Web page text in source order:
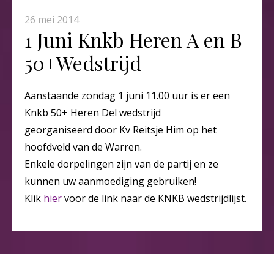
26 mei 2014
1 Juni Knkb Heren A en B
50+Wedstrijd
Aanstaande zondag 1 juni 11.00 uur is er een
Knkb 50+ Heren Del wedstrijd
georganiseerd door Kv Reitsje Him op het
hoofdveld van de Warren.
Enkele dorpelingen zijn van de partij en ze
kunnen uw aanmoediging gebruiken!
Klik hiervoor de link naar de KNKB wedstrijdlijst.